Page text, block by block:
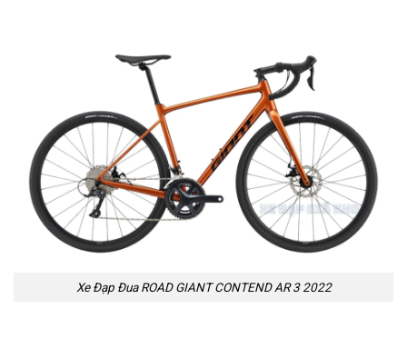
Xe Đạp Đua ROAD GIANT CONTEND AR 3 2022